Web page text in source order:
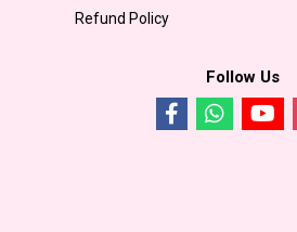
Refund Policy
Follow Us